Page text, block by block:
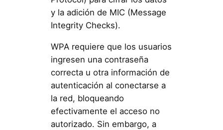
y la adición de MIC (Message
Integrity Checks).
WPA requiere que los usuarios
ingresen una contraseña
correcta u otra información de
autenticación al conectarse a
la red, bloqueando
efectivamente el acceso no
autorizado. Sin embargo, a